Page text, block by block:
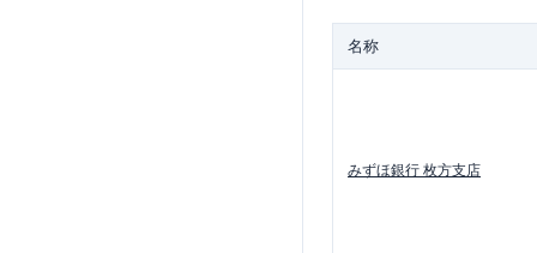
名称
みずほ銀行 枚方支店